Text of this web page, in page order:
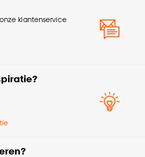
500 CM
Scandinavisch, Modern,
klantenservice